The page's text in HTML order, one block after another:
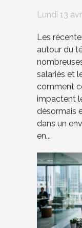
droits
Lundi 13
Les
autour du
salariés et
comment
impactent
désormais
dans un
en...